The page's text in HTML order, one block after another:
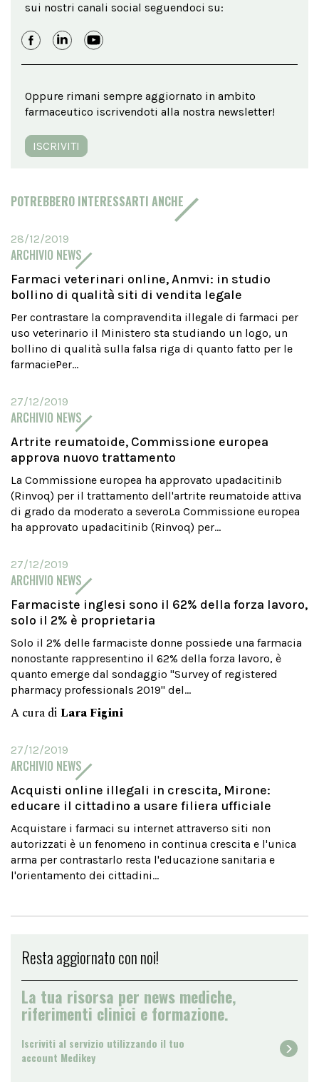
sui nostri canali social seguendoci su:
Oppure rimani sempre aggiornato in ambito
farmaceutico iscrivendoti alla nostra newsletter!
ISCRIVITI
POTREBBERO INTERESSARTI ANCHE
28/12/2019
ARCHIVIO NEWS
Farmaci veterinari online, Anmvi: in studio
bollino di qualità siti di vendita legale
Per contrastare la compravendita illegale di farmaci per
uso veterinario il Ministero sta studiando un logo, un
bollino di qualità sulla falsa riga di quanto fatto per le
farmaciePer...
27/12/2019
ARCHIVIO NEWS
Artrite reumatoide, Commissione europea
approva nuovo trattamento
La Commissione europea ha approvato upadacitinib
(Rinvoq) per il trattamento dell'artrite reumatoide attiva
di grado da moderato a severoLa Commissione europea
ha approvato upadacitinib (Rinvoq) per...
27/12/2019
ARCHIVIO NEWS
Farmaciste inglesi sono il 62% della forza lavoro,
solo il 2% è proprietaria
Solo il 2% delle farmaciste donne possiede una farmacia
nonostante rappresentino il 62% della forza lavoro, è
quanto emerge dal sondaggio "Survey of registered
pharmacy professionals 2019" del...
A cura di Lara Figini
27/12/2019
ARCHIVIO NEWS
Acquisti online illegali in crescita, Mirone:
educare il cittadino a usare filiera ufficiale
Acquistare i farmaci su internet attraverso siti non
autorizzati è un fenomeno in continua crescita e l'unica
arma per contrastarlo resta l'educazione sanitaria e
l'orientamento dei cittadini...
Resta aggiornato con noi!
La tua risorsa per news mediche,
riferimenti clinici e formazione.
Iscriviti al servizio utilizzando il tuo
account Medikey